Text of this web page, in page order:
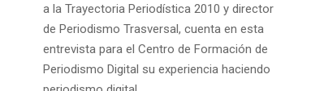
a la Trayectoria Periodística 2010 y director
de Periodismo Trasversal, cuenta en esta
entrevista para el Centro de Formación de
Periodismo Digital su experiencia haciendo